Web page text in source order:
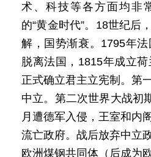
术、科技等各方面均非
的“黄金时代”。18世纪后
解，国势渐衰。1795年
脱离法国，1815年成立
正式确立君主立宪制。第
中立。第二次世界大战初
月遭德军入侵，王室和内
流亡政府。战后放弃中立
欧洲煤钢共同体（后成为